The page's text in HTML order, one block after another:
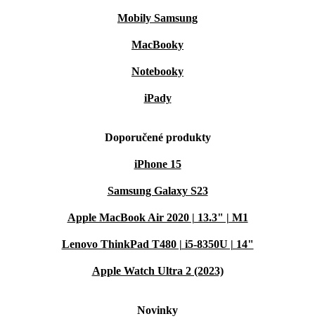
Mobily Samsung
MacBooky
Notebooky
iPady
Doporučené produkty
iPhone 15
Samsung Galaxy S23
Apple MacBook Air 2020 | 13.3" | M1
Lenovo ThinkPad T480 | i5-8350U | 14"
Apple Watch Ultra 2 (2023)
Novinky